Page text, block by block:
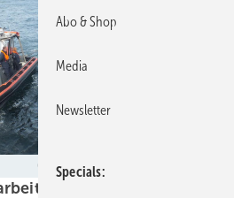
Bundespolizeiinspektion See Cuxhaven
am Offshore-
Abo & Shop
Media
Newsletter
Specials